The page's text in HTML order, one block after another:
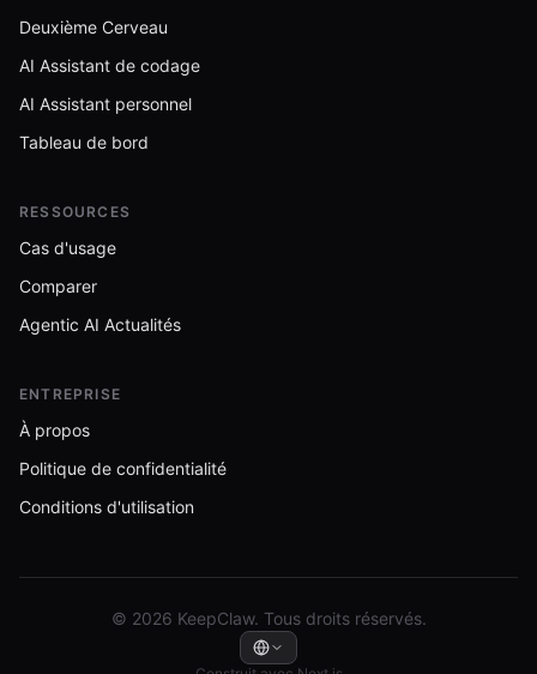
Deuxième Cerveau
AI Assistant de codage
AI Assistant personnel
Tableau de bord
RESSOURCES
Cas d'usage
Comparer
Agentic AI Actualités
ENTREPRISE
À propos
Politique de confidentialité
Conditions d'utilisation
© 2026 KeepClaw. Tous droits réservés.